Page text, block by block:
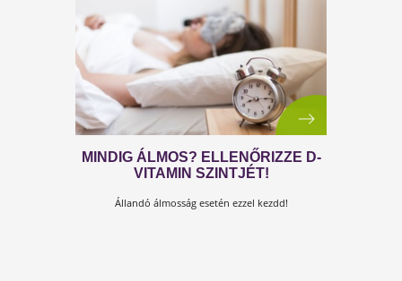
SZÉP ÁLMOKAT, DE HOGYAN?
A nyugodt alvás számtalan, külső tényezőtől függ.